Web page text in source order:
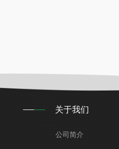
关于我们
公司简介